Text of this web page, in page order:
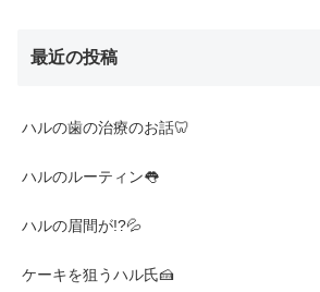
最近の投稿
ハルの歯の治療のお話🦷
ハルのルーティン👅
ハルの眉間が!?💦
ケーキを狙うハル氏🍰